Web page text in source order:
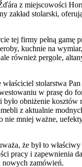
z miejscowości
zakład stolarski,
tej firmy pełną gamę
kuchnie na
również pergole,
stolarstwa
w prasę do
obniżenie kosztów
z aktualnie
nie mniej ważne,
że był to
pracy i zapewnienia
zamówień.